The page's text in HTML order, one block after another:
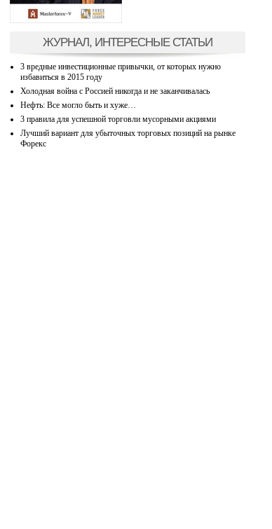
ЖУРНАЛ, ИНТЕРЕСНЫЕ СТАТЬИ
3 вредные инвестиционные привычки, от которых нужно
избавиться в 2015 году
Холодная война с Россией никогда и не заканчивалась
Нефть: Все могло быть и хуже…
3 правила для успешной торговли мусорными акциями
Лучший вариант для убыточных торговых позиций на рынке
Форекс